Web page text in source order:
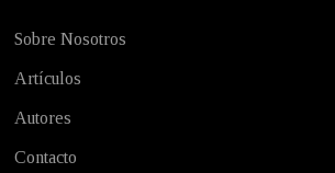
Sobre Nosotros
Artículos
Autores
Contacto